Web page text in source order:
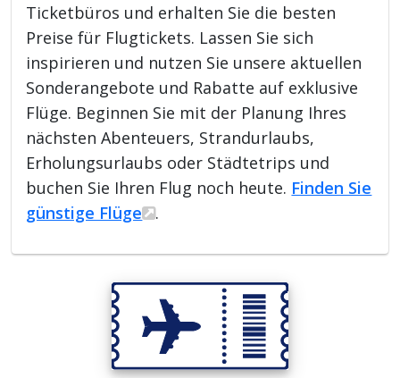
Ticketbüros und erhalten Sie die besten
Preise für Flugtickets. Lassen Sie sich
inspirieren und nutzen Sie unsere aktuellen
Sonderangebote und Rabatte auf exklusive
Flüge. Beginnen Sie mit der Planung Ihres
nächsten Abenteuers, Strandurlaubs,
Erholungsurlaubs oder Städtetrips und
buchen Sie Ihren Flug noch heute. Finden Sie
günstige Flüge
.